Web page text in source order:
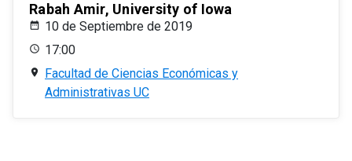
Rabah Amir, University of Iowa
10 de Septiembre de 2019
17:00
Facultad de Ciencias Económicas y
Administrativas UC